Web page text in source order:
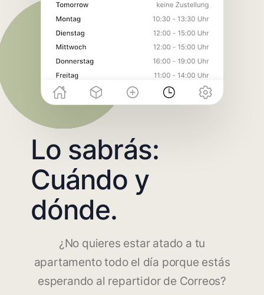
Lo sabrás:
Cuándo y
dónde.
¿No quieres estar atado a tu
apartamento todo el día porque estás
esperando al repartidor de Correos?